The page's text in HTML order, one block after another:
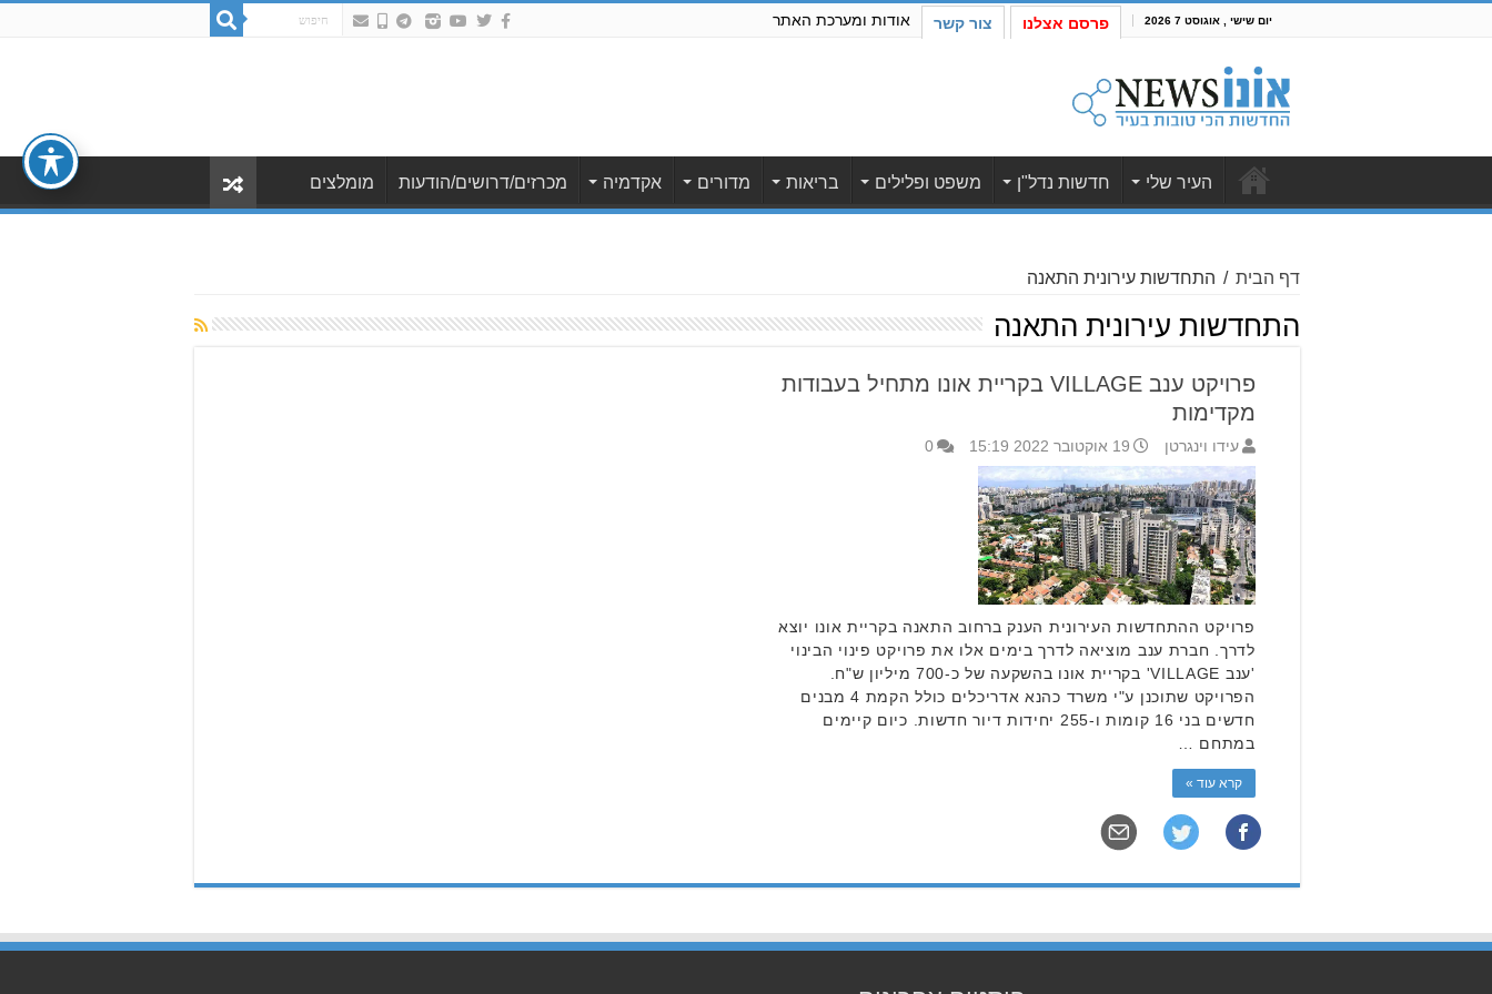
יום שישי , אוגוסט 7 2026 פרסם אצלנו צור קשר אודות ומערכת האתר
העיר שלי חדשות נדל"ן משפט ופלילים בריאות מדורים אקדמיה מכרזים/דרושים/הודעות מומלצים
דף הבית / התחדשות עירונית התאנה
התחדשות עירונית התאנה
פרויקט ענב VILLAGE בקריית אונו מתחיל בעבודות
מקדימות
עידו וינגרטן 19 אוקטובר 2022 15:19 0
פרויקט ההתחדשות העירונית הענק ברחוב התאנה בקריית אונו יוצא
לדרך. חברת ענב מוציאה לדרך בימים אלו את פרויקט פינוי הבינוי
'ענב VILLAGE' בקריית אונו בהשקעה של כ-700 מיליון ש"ח.
הפרויקט שתוכנן ע"י משרד כהנא אדריכלים כולל הקמת 4 מבנים
חדשים בני 16 קומות ו-255 יחידות דיור חדשות. כיום קיימים
במתחם …
קרא עוד »